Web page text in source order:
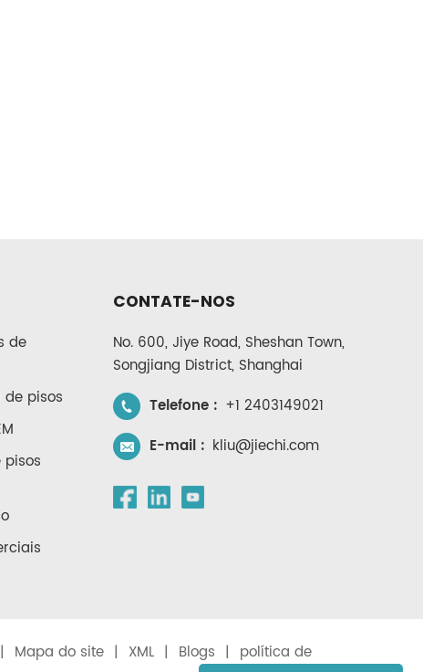
de
de pisos
CONTATE-NOS
No. 600, Jiye Road, Sheshan Town,
Songjiang District, Shanghai
Telefone : +1 2403149021
E-mail : kliu@jiechi.com
Mapa do site | XML | Blogs | política de